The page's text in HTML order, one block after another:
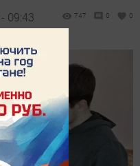
09:43 747 0 0